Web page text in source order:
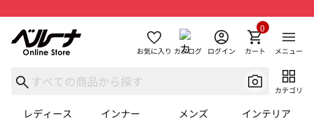
お気に入り カタログ ログイン カート
0
メニュー
カテゴリ
レディース インナー メンズ インテリア